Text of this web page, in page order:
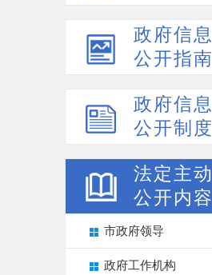
政府信息
公开指南
政府信息
公开制度
法定主动
公开内容
市政府领导
政府工作机构